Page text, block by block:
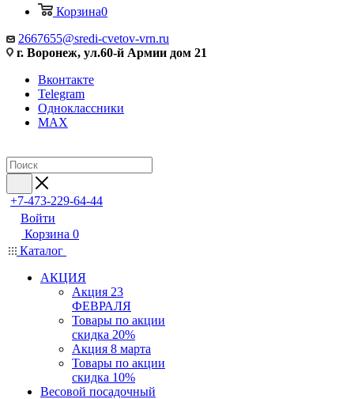
Корзина0
2667655@sredi-cvetov-vrn.ru
г. Воронеж, ул.60-й Армии дом 21
Вконтакте
Telegram
Одноклассники
MAX
+7-473-229-64-44
Войти
Корзина 0
Каталог
АКЦИЯ
Акция 23
ФЕВРАЛЯ
Товары по акции
скидка 20%
Акция 8 марта
Товары по акции
скидка 10%
Весовой посадочный